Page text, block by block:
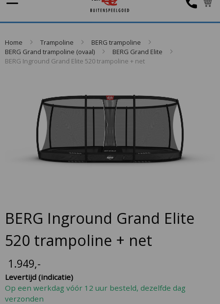
Home Trampoline
BERG trampoline
BERG Grand trampoline (ovaal)
BERG Grand Elite
BERG Inground Grand Elite 520 trampoline + net
BERG Inground Grand Elite
520 trampoline + net
1.949,-
Levertijd (indicatie)
Op een werkdag vóór 12 uur besteld, dezelfde dag
verzonden
Skip
to
the
beginning
the
images
gallery